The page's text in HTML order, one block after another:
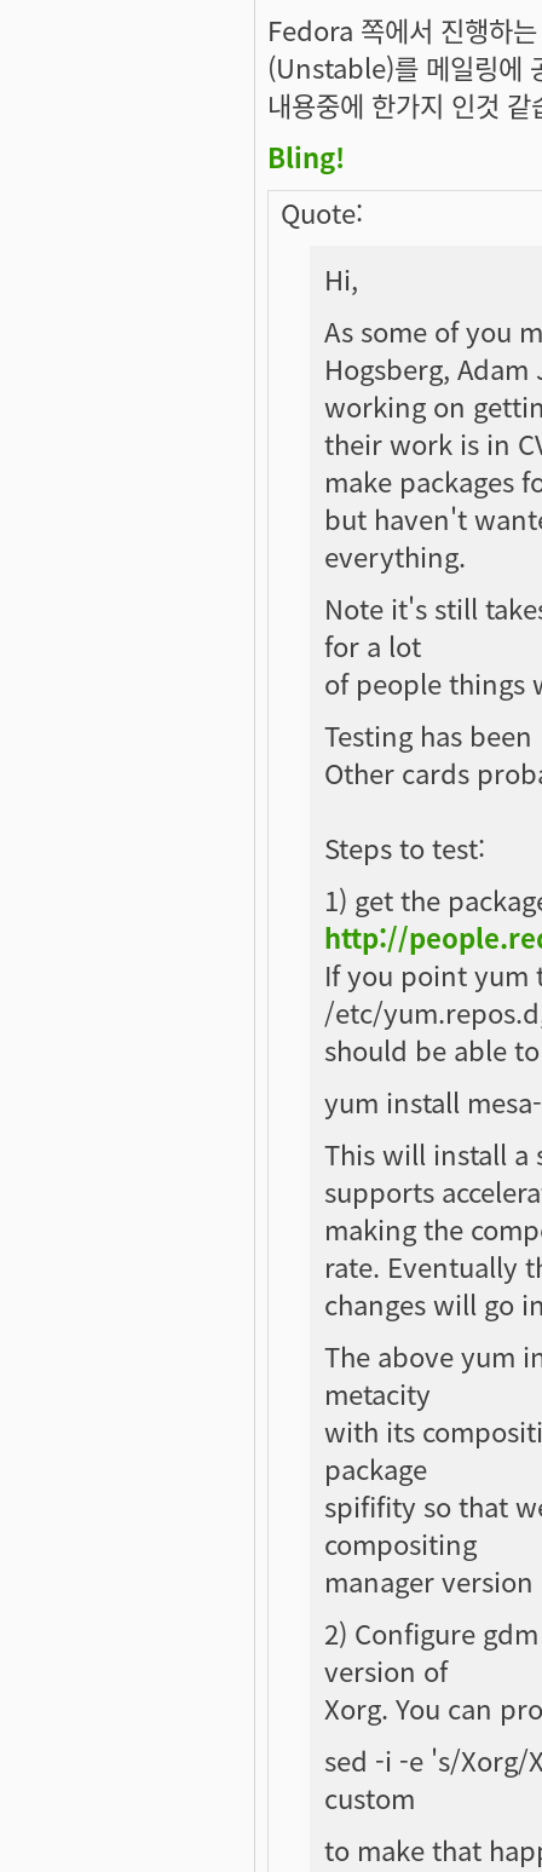
Fedora 쪽에서 진행하
(Unstable)를 메일링에
내용중에 한가지 인것 같
Bling!
Quote:
Hi,
As some of you
Hogsberg,
working on
their work is in
make packages
but haven't
everything.
Note it's still
for a lot
of people things
Testing has
Other cards
Steps to test:
1) get the
http://
If you point yum
/etc/
should be able
yum install
This will install a
supports
making the
rate. Eventually
changes will go
The above yum
metacity
with its
package
spififity so that
compositing
manager
2) Configure
version of
Xorg. You can
sed -i -e 's/
custom
to make that